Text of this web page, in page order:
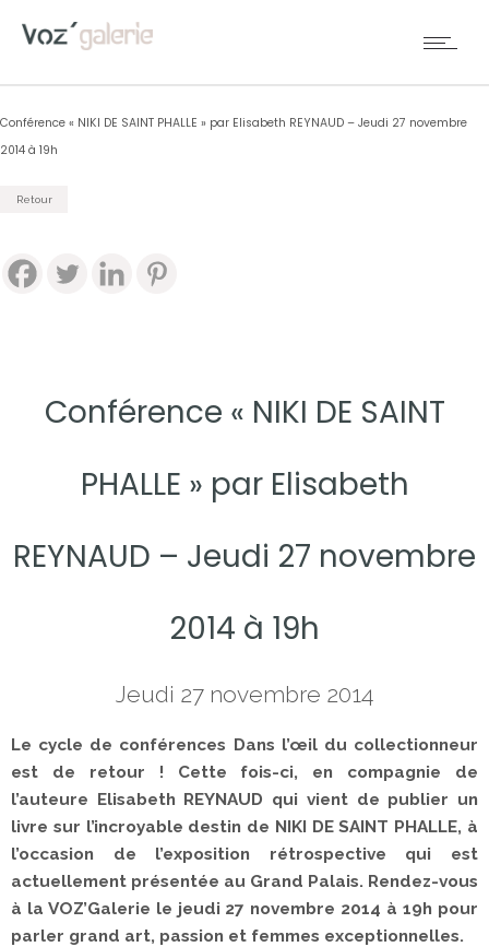
Conférence « NIKI DE SAINT PHALLE » par Elisabeth REYNAUD – Jeudi 27 novembre
2014 à 19h
Retour
Conférence « NIKI DE SAINT
PHALLE » par Elisabeth
REYNAUD – Jeudi 27 novembre
2014 à 19h
Jeudi 27 novembre 2014
Le cycle de conférences Dans l’œil du collectionneur
est de retour ! Cette fois-ci, en compagnie de
l’auteure Elisabeth REYNAUD qui vient de publier un
livre sur l’incroyable destin de NIKI DE SAINT PHALLE, à
l’occasion de l’exposition rétrospective qui est
actuellement présentée au Grand Palais. Rendez-vous
à la VOZ’Galerie le jeudi 27 novembre 2014 à 19h pour
parler grand art, passion et femmes exceptionnelles.